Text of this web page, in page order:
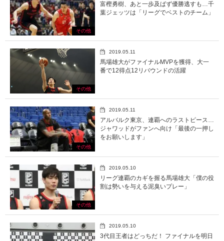
その他
富樫勇樹、あと一歩及ばず優勝逃すも…千
葉ジェッツは「リーグでベストのチーム」
その他
2019.05.11
馬場雄大がファイナルMVPを獲得、大一
番で12得点12リバウンドの活躍
その他
2019.05.11
アルバルク東京、連覇へのラストピース…
ジャワッドがファンへ向け「最後の一押し
をお願いします」
その他
2019.05.10
リーグ連覇のカギを握る馬場雄大「僕の役
割は勢いを与える泥臭いプレー」
2019.05.10
3代目王者はどっちだ！ ファイナルを明日